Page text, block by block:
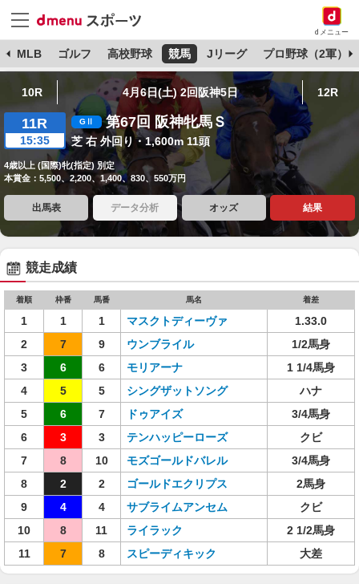
dメニュー
MLB ゴルフ 高校野球 競馬 Jリーグ プロ野球（2軍）
10R 4月6日(土) 2回阪神5日 12R
11R
15:35
第67回 阪神牝馬Ｓ
芝 右 外回り・1,600m 11頭
4歳以上 (国際)牝(指定) 別定
本賞金：5,500、2,200、1,400、830、550万円
出馬表 データ分析 オッズ 結果
競走成績
着順 枠番 馬番 馬名 着差
1 1 1 マスクトディーヴァ
1.33.0
2
7 9 ウンブライル
1/2馬身
3
6 6 モリアーナ
1 1/4馬身
4
5 5 シングザットソング
ハナ
5
6 7 ドゥアイズ
3/4馬身
6
3 3 テンハッピーローズ
クビ
7
8 10 モズゴールドバレル
3/4馬身
8
2 2 ゴールドエクリプス
2馬身
9
4 4 サブライムアンセム
クビ
10
8 11 ライラック
2 1/2馬身
11
7 8 スピーディキック 大差